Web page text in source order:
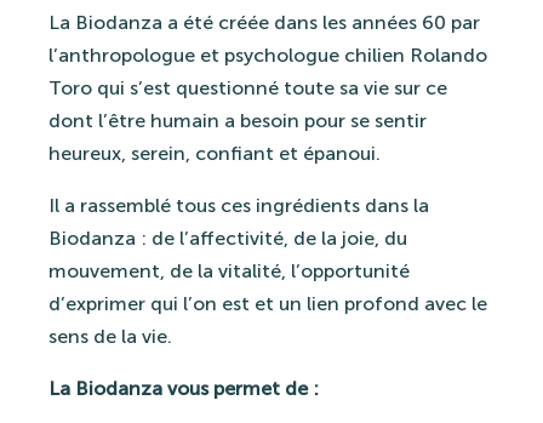
La Biodanza a été créée dans les années 60 par
l’anthropologue et psychologue chilien Rolando
Toro qui s’est questionné toute sa vie sur ce
dont l’être humain a besoin pour se sentir
heureux, serein, confiant et épanoui.
Il a rassemblé tous ces ingrédients dans la
Biodanza : de l’affectivité, de la joie, du
mouvement, de la vitalité, l’opportunité
d’exprimer qui l’on est et un lien profond avec le
sens de la vie.
La Biodanza vous permet de :